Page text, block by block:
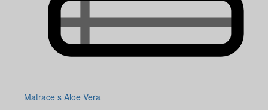
Matrace s Aloe Vera